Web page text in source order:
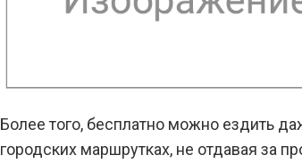
Более того, бесплатно можно ездить
городских маршрутках, не отдавая за